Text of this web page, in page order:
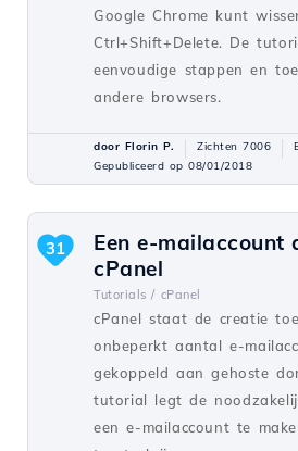
Google Chrome kunt
Ctrl+Shift+Delete. De
eenvoudige stappen en
andere browsers.
door Florin P. Zichten 7006
Gepubliceerd op 08/01/2018
Een e-mailaccount
cPanel
Tutorials / cPanel
cPanel staat de creatie
onbeperkt aantal e-
gekoppeld aan gehoste
tutorial legt de
een e-mailaccount te
31